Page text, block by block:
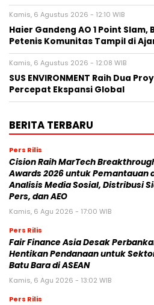
Kamis, 6 Agustus 2026 - 12:10 WIB
Haier Gandeng AO 1 Point Slam,
Petenis Komunitas Tampil di
Kamis, 6 Agustus 2026 - 12:08 WIB
SUS ENVIRONMENT Raih Dua
Percepat Ekspansi Global
BERITA TERBARU
Pers Rilis
Cision Raih MarTech
Awards 2026 untuk Pemantauan
Analisis Media Sosial, Distribusi
Pers, dan AEO
Kamis, 6 Agu 2026 - 17:00 WIB
Pers Rilis
Fair Finance Asia Desak
Hentikan Pendanaan untuk
Batu Bara di ASEAN
Kamis, 6 Agu 2026 - 13:02 WIB
Pers Rilis